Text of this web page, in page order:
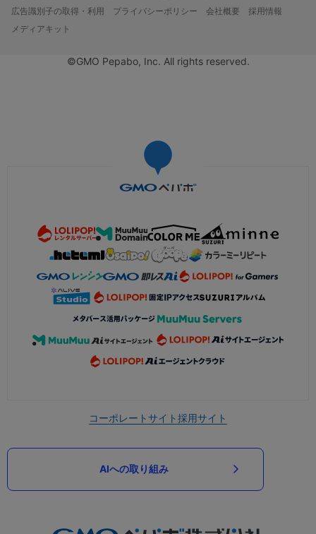
広告識別子の取得・利用
プライバシーポリシー 会社概要
採用情報
メディアキット
©GMO Pepabo, Inc. All rights reserved.
コーポレートサイト採用サイト
AIへの取り組み